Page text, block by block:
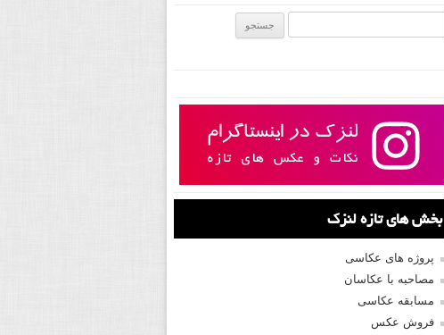
بخش های تازه لنزک
پروژه های عکاسی
مصاحبه با عکاسان
مسابقه عکاسی
فروش عکس